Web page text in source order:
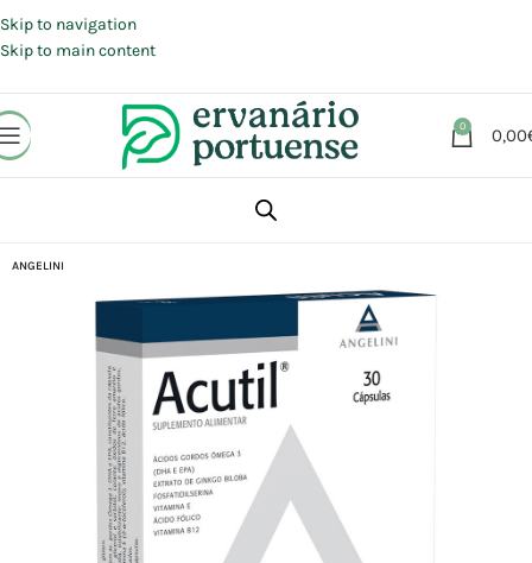
Skip to navigation
Skip to main content
0 0,00
Suplementos alimentares
ANGELINI